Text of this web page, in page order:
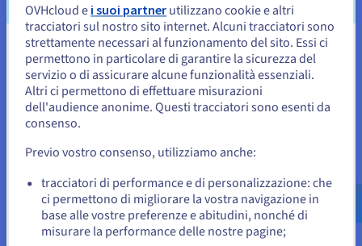
Scegliere una soluzione Cloud di
Object Storage: conoscere i
servizi disponibili nel mercato in
5 minuti
Quando optare per l’object storage in modalità Cloud? Come
mantenere il controllo dei costi nel Cloud e quale provider
scegliere? Basata su un benchmark che valuta prestazioni e
costi dei principali provider Cloud, la nostra infografica
aiuterà a identificare i risparmi possibili con la soluzione
Object Storage di OVHcloud, senza rinunciare a prestazioni e
Sembra che la tua localizzazione sia
Stati Uniti
Per effettuare un ordine da Stati Uniti, è necessario accedere al
sito web del Paese e creare un account.
Vai al sito Stati Uniti
us.ovhcloud.com/
Inglese USD - $
o
OVHcloud e i suoi partner utilizzano cookie e altri
tracciatori sul nostro sito internet. Alcuni tracciatori sono
strettamente necessari al funzionamento del sito. Essi ci
permettono in particolare di garantire la sicurezza del
servizio o di assicurare alcune funzionalità essenziali.
Altri ci permettono di effettuare misurazioni
dell'audience anonime. Questi tracciatori sono esenti da
consenso.
Previo vostro consenso, utilizziamo anche:
tracciatori di performance e di personalizzazione: che
ci permettono di migliorare la vostra navigazione in
base alle vostre preferenze e abitudini, nonché di
misurare la performance delle nostre pagine;